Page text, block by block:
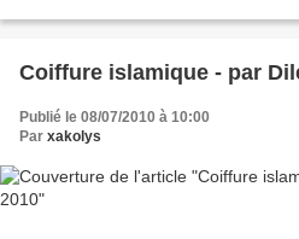
Coiffure islamique - par
Publié le 08/07/2010 à 10:00
Par xakolys